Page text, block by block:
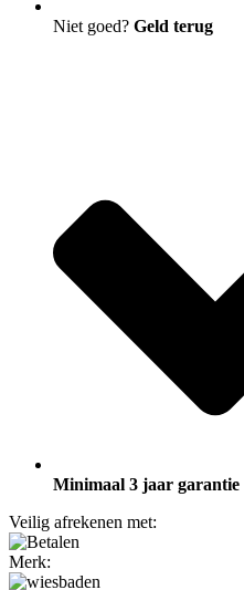
Niet goed? Geld terug
Minimaal 3 jaar garantie
Veilig afrekenen met:
Merk: